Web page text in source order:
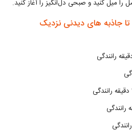
میل کنید و صبحی دل‌انگیز را آغاز کنید.
تا جاذبه های دیدنی نزدیک